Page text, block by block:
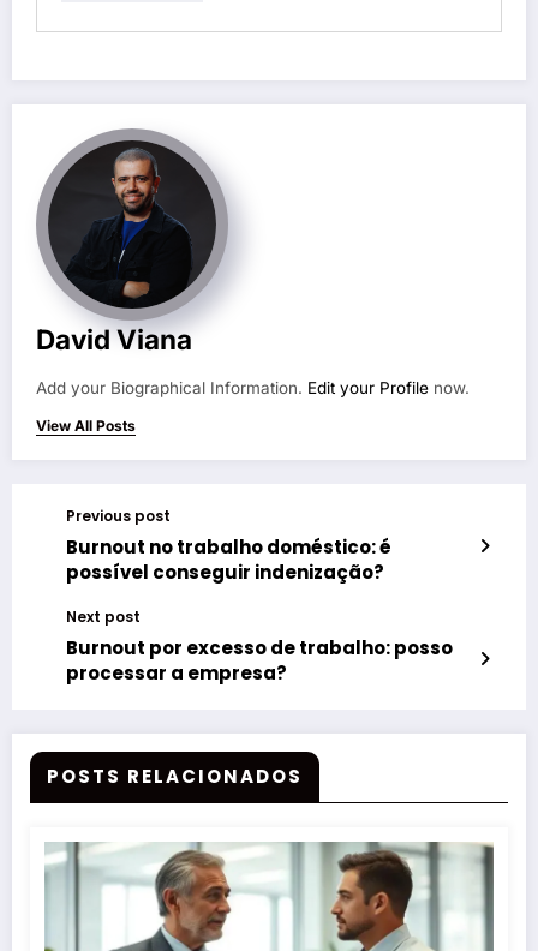
David Viana
Add your Biographical Information. Edit your Profile now.
View All Posts
Previous post
Burnout no trabalho doméstico: é
possível conseguir indenização?
Next post
Burnout por excesso de trabalho: posso
processar a empresa?
POSTS RELACIONADOS